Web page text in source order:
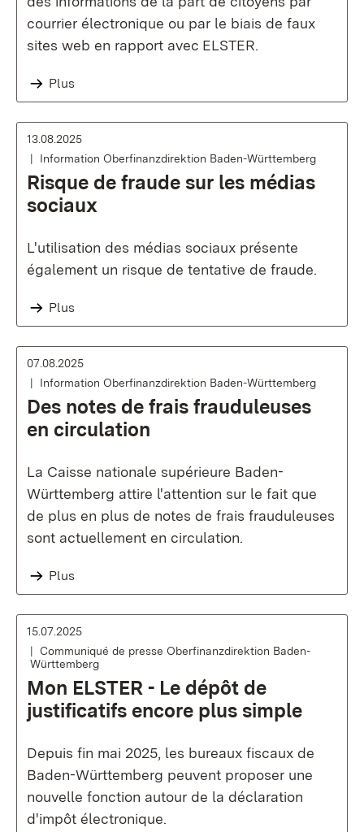
courrier électronique ou par le biais de faux
sites web en rapport avec ELSTER.
Plus
13.08.2025
Information Oberfinanzdirektion Baden-Württemberg
Risque de fraude sur les médias
sociaux
L'utilisation des médias sociaux présente
également un risque de tentative de fraude.
Plus
07.08.2025
Information Oberfinanzdirektion Baden-Württemberg
Des notes de frais frauduleuses
en circulation
La Caisse nationale supérieure Baden-
Württemberg attire l'attention sur le fait que
de plus en plus de notes de frais frauduleuses
sont actuellement en circulation.
Plus
15.07.2025
Communiqué de presse Oberfinanzdirektion Baden-
Württemberg
Mon ELSTER - Le dépôt de
justificatifs encore plus simple
Depuis fin mai 2025, les bureaux fiscaux de
Baden-Württemberg peuvent proposer une
nouvelle fonction autour de la déclaration
d'impôt électronique.